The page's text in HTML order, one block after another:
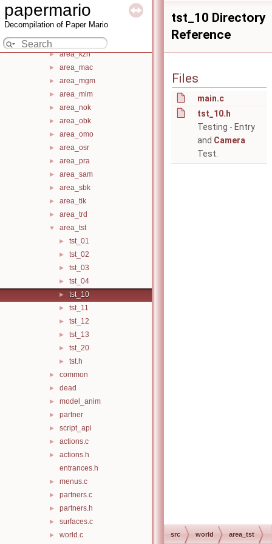
papermario
Decompilation of Paper Mario
► area_kkj
► area_kmr
► area_kpa
► area_kzn
► area_mac
► area_mgm
► area_mim
► area_nok
► area_obk
► area_omo
► area_osr
► area_pra
► area_sam
► area_sbk
► area_tik
► area_trd
▼ area_tst
► tst_01
► tst_02
► tst_03
► tst_04
► tst_10
► tst_11
► tst_12
► tst_13
► tst_20
► tst.h
► common
► dead
► model_anim
► partner
► script_api
► actions.c
►
actions.h
entrances.h
► menus.c
► partners.c
► partners.h
► surfaces.c
► world.c
tst_10 Directory
Reference
Files
main.c
tst_10.h
Testing - Entry
and Camera
Test.
src world area_tst